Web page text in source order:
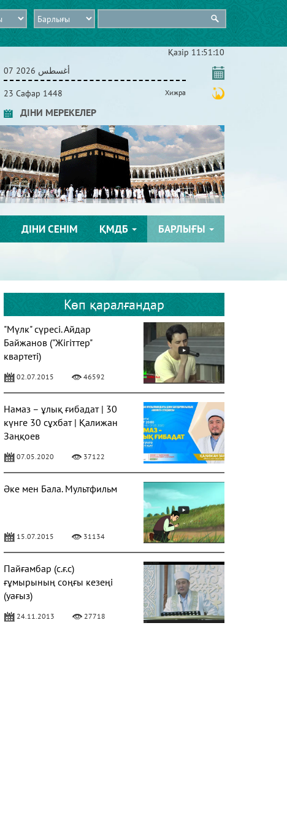
Қазір 11:51:10
07 أغسطس 2026
23 Сафар 1448 Хижра
ДІНИ МЕРЕКЕЛЕР
ДІНИ СЕНІМ ҚМДБ БАРЛЫҒЫ
Көп қаралғандар
"Мүлк" сүресі. Айдар
Байжанов ("Жігіттер"
квартеті)
02.07.2015 46592
Намаз – ұлық ғибадат | 30
күнге 30 сұхбат | Қалижан
Заңқоев
07.05.2020 37122
Әке мен Бала. Мультфильм
15.07.2015 31134
Пайғамбар (с.ғ.с)
ғұмырының соңғы кезеңі
(уағыз)
24.11.2013 27718